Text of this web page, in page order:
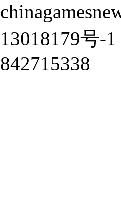
13018179号-
842715338